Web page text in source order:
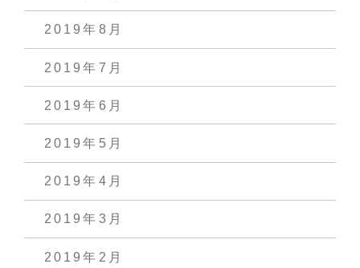
2019年8月
2019年7月
2019年6月
2019年5月
2019年4月
2019年3月
2019年2月